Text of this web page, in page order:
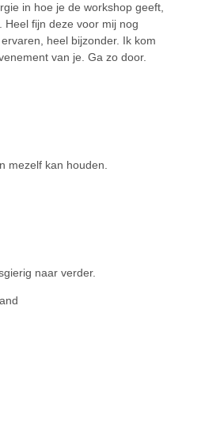
in hoe je de workshop geeft,
fijn deze voor mij nog
heel bijzonder. Ik kom
van je. Ga zo door.
mezelf kan houden.
naar verder.